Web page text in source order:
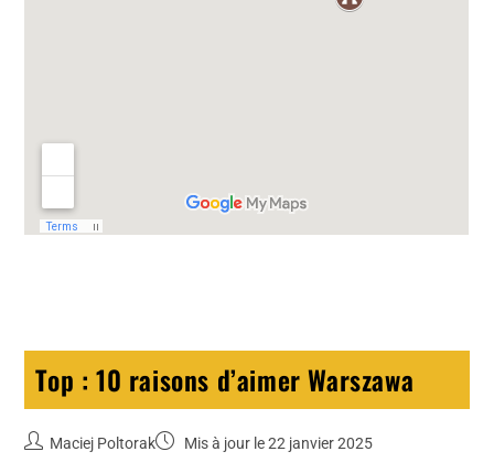
Top : 10 raisons d’aimer Warszawa
Maciej Poltorak Mis à jour le 22 janvier 2025